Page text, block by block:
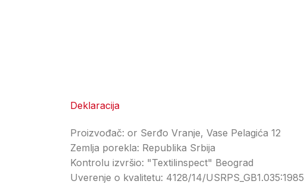
Deklaracija
Proizvođač: or Serđo Vranje, Vase Pelagića 12
Zemlja porekla: Republika Srbija
Kontrolu izvršio: "Textilinspect" Beograd
Uverenje o kvalitetu: 4128/14/USRPS_GB1.035:1985